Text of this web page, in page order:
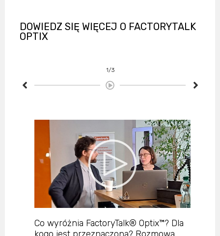
DOWIEDZ SIĘ WIĘCEJ O FACTORYTALK
OPTIX
1/3
Co wyróżnia FactoryTalk® Optix™? Dla